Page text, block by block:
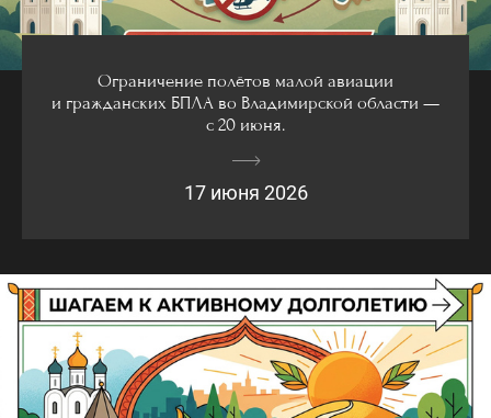
Ограничение полётов малой авиации
и гражданских БПЛА во Владимирской области —
с 20 июня.
17 июня 2026